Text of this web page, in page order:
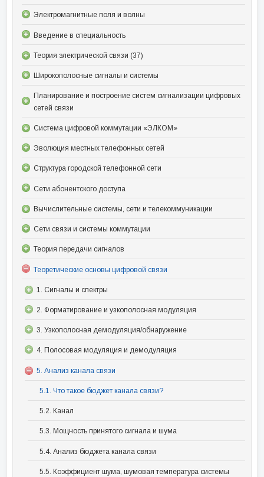
Электромагнитные поля и волны
Введение в специальность
Теория электрической связи (37)
Широкополосные сигналы и системы
Планирование и построение систем сигнализации цифровых
сетей связи
Система цифровой коммутации «ЭЛКОМ»
Эволюция местных телефонных сетей
Структура городской телефонной сети
Сети абонентского доступа
Вычислительные системы, сети и телекоммуникации
Сети связи и системы коммутации
Теория передачи сигналов
Теоретические основы цифровой связи
1. Сигналы и спектры
2. Форматирование и узкополосная модуляция
3. Узкополосная демодуляция/обнаружение
4. Полосовая модуляция и демодуляция
5. Анализ канала связи
5.1. Что такое бюджет канала связи?
5.2. Канал
5.3. Мощность принятого сигнала и шума
5.4. Анализ бюджета канала связи
5.5. Коэффициент шума, шумовая температура системы